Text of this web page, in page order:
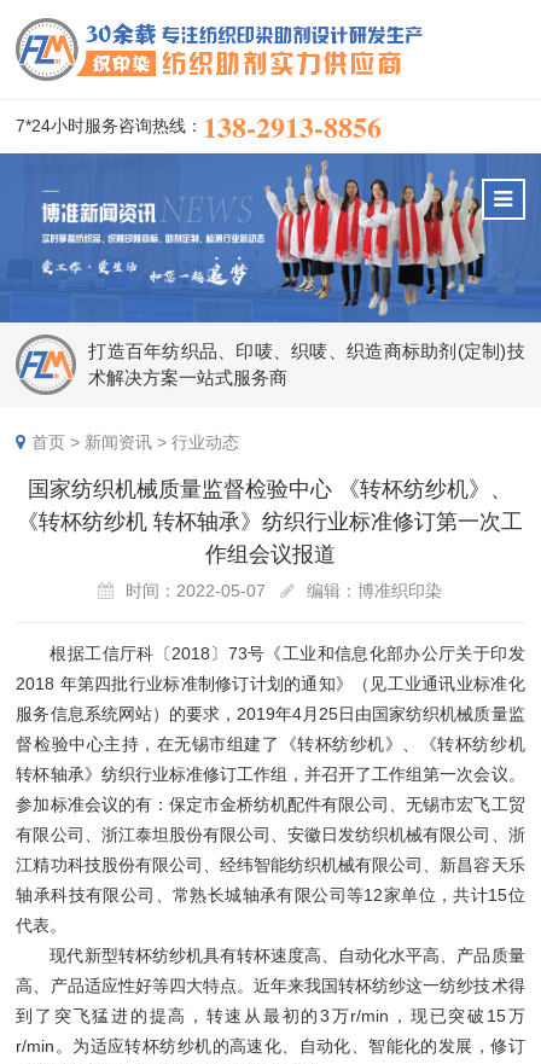
7*24小时服务咨询热线： 138-2913-8856
打造百年纺织品、印唛、织唛、织造商标助剂(定制)技
术解决方案一站式服务商
首页 > 新闻资讯 >行业动态
国家纺织机械质量监督检验中心 《转杯纺纱机》、
《转杯纺纱机 转杯轴承》纺织行业标准修订第一次工
作组会议报道
时间：2022-05-07 编辑：博准织印染
根据工信厅科〔2018〕73号《工业和信息化部办公厅关于印发
2018 年第四批行业标准制修订计划的通知》（见工业通讯业标准化
服务信息系统网站）的要求，2019年4月25日由国家纺织机械质量监
督检验中心主持，在无锡市组建了《转杯纺纱机》、《转杯纺纱机
转杯轴承》纺织行业标准修订工作组，并召开了工作组第一次会议。
参加标准会议的有：保定市金桥纺机配件有限公司、无锡市宏飞工贸
有限公司、浙江泰坦股份有限公司、安徽日发纺织机械有限公司、浙
江精功科技股份有限公司、经纬智能纺织机械有限公司、新昌容天乐
轴承科技有限公司、常熟长城轴承有限公司等12家单位，共计15位
代表。
现代新型转杯纺纱机具有转杯速度高、自动化水平高、产品质量
高、产品适应性好等四大特点。近年来我国转杯纺纱这一纺纱技术得
到了突飞猛进的提高，转速从最初的3万r/min，现已突破15万
r/min。为适应转杯纺纱机的高速化、自动化、智能化的发展，修订